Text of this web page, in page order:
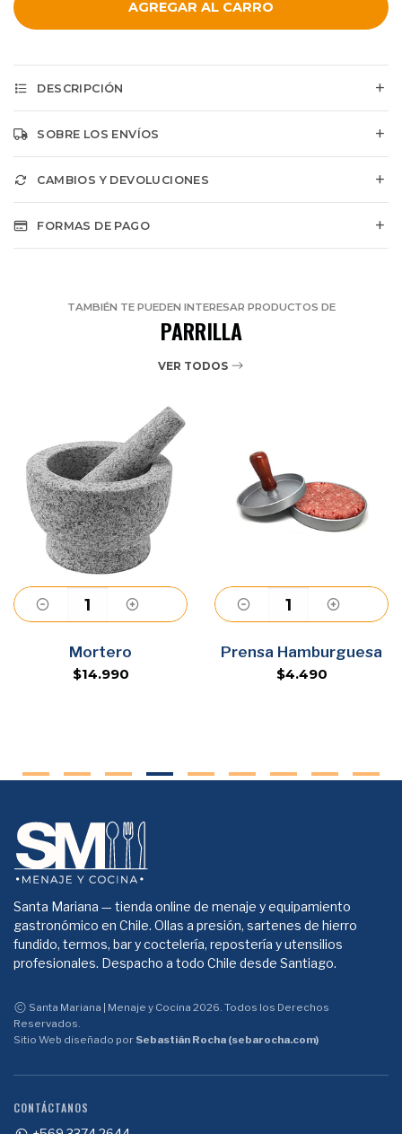
AGREGAR AL CARRO
DESCRIPCIÓN
SOBRE LOS ENVÍOS
CAMBIOS Y DEVOLUCIONES
FORMAS DE PAGO
TAMBIÉN TE PUEDEN INTERESAR PRODUCTOS DE
PARRILLA
VER TODOS
Agregar
Mortero
$14.990
Agregar
Prensa Hamburguesa
$4.490
Santa Mariana — tienda online de menaje y equipamiento
gastronómico en Chile. Ollas a presión, sartenes de hierro
fundido, termos, bar y coctelería, repostería y utensilios
profesionales. Despacho a todo Chile desde Santiago.
Santa Mariana | Menaje y Cocina 2026. Todos los Derechos
Reservados.
Sitio Web diseñado por Sebastián Rocha (sebarocha.com)
CONTÁCTANOS